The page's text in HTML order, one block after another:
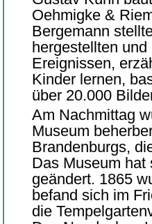
Oehmigke &
Bergemann
hergestellten
Ereignissen,
Kinder lernen,
über 20.000
Am Nachmittag
Museum
Brandenburgs,
Das Museum hat
geändert. 1865
befand sich im
die